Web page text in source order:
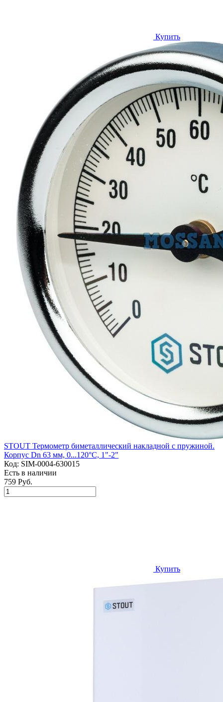
Купить
STOUT Термометр биметаллический накладной с пружиной.
Корпус Dn 63 мм, 0...120°С, 1"-2"
Код: SIM-0004-630015
Есть в наличии
759 Руб.
Купить